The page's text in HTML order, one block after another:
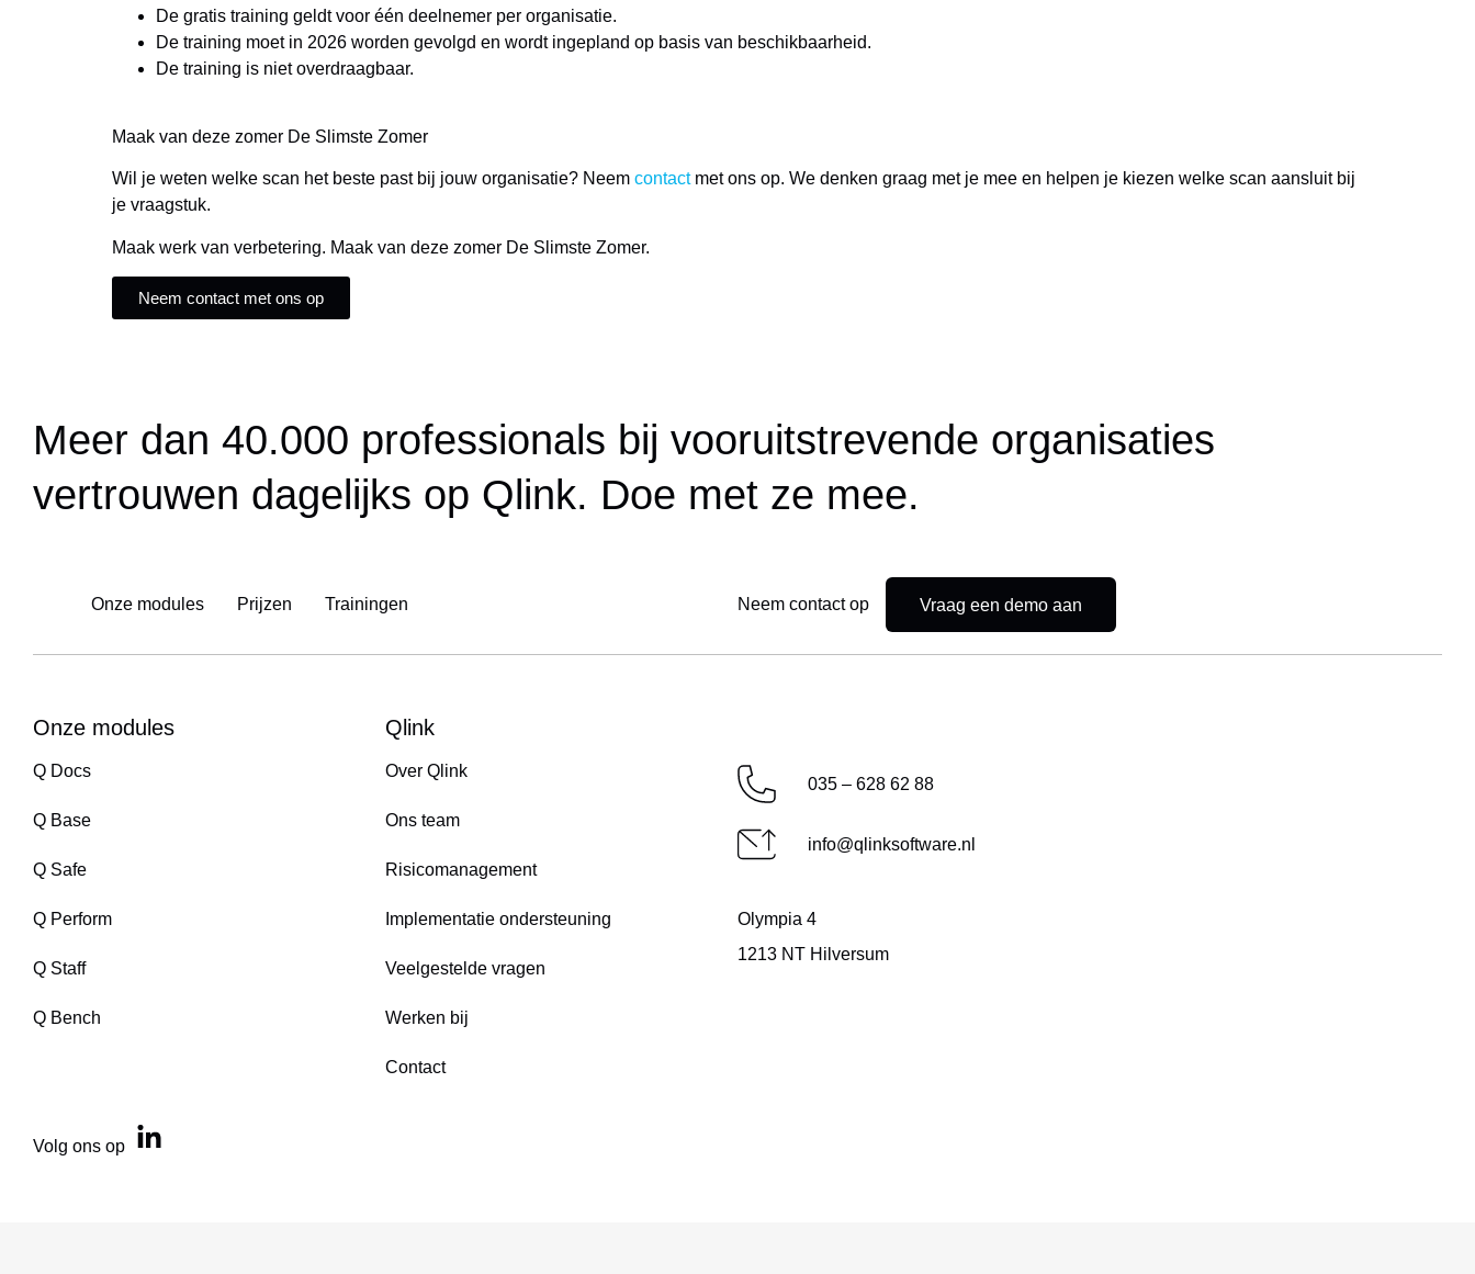
De gratis training geldt voor één deelnemer per organisatie.
De training moet in 2026 worden gevolgd en wordt ingepland op basis van beschikbaarheid.
De training is niet overdraagbaar.
Maak van deze zomer De Slimste Zomer
Wil je weten welke scan het beste past bij jouw organisatie? Neem contactmet ons op. We denken graag met je mee en helpen je kiezen welke scan aansluit bij
je vraagstuk.
Maak werk van verbetering. Maak van deze zomer De Slimste Zomer.
Neem contact met ons op
Meer dan 40.000 professionals bij vooruitstrevende organisaties
vertrouwen dagelijks op Qlink. Doe met ze mee.
Onze modules Prijzen Trainingen Neem contact op Vraag een demo aan
Onze modules
Q Docs
Q Base
Q Safe
Q Perform
Q Staff
Q Bench
Qlink
Over Qlink
Ons team
Risicomanagement
Implementatie ondersteuning
Veelgestelde vragen
Werken bij
Contact
035 – 628 62 88
info@qlinksoftware.nl
Olympia 4
1213 NT Hilversum
Volg ons op